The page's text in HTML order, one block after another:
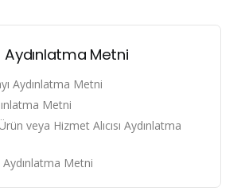
Aydınlatma Metni
Aydınlatma Metni
Metni
veya Hizmet Alıcısı Aydınlatma
Aydınlatma Metni